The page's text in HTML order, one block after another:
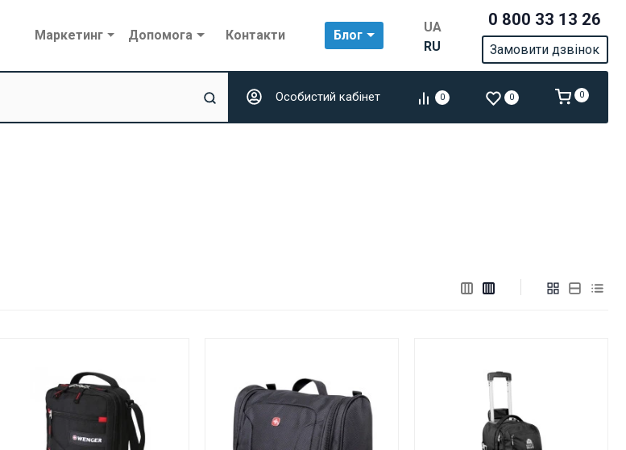
Маркетинг Допомога Контакти Блог
UA
RU
0 800 33 13 26
Замовити дзвінок
Особистий кабінет 0 0 0